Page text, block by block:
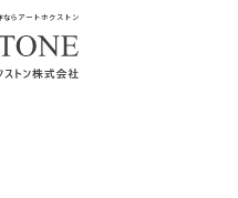
らアートホクストン